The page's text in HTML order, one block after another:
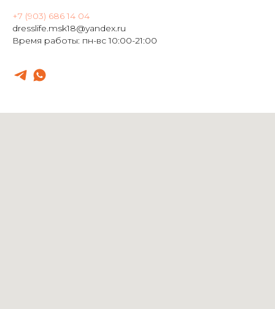
+7 (903) 686 14 04
dresslife.msk18@yandex.ru
Время работы: пн-вс 10:00-21:00